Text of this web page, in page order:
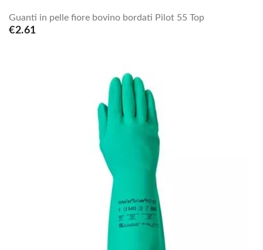
Guanti in pelle fiore bovino bordati Pilot 55 Top
€2.61